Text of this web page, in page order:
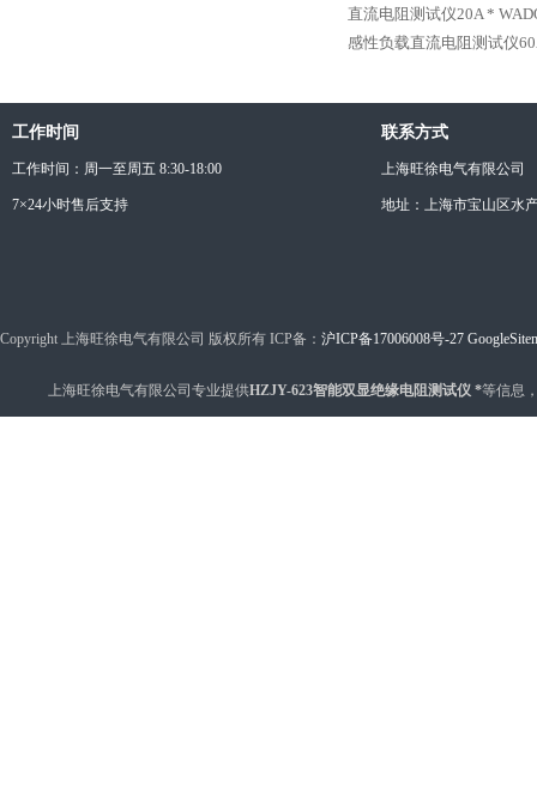
直流电阻测试仪20A *
感性负载直流电阻测试仪
工作时间
工作时间：周一至周五 8:30-18:00
7×24小时售后支持
联系方式
上海旺徐电气有限公司
地址：上海市宝山区水
Copyright 上海旺徐电气有限公司 版权所有 ICP备： 沪ICP备17006008号-27
上海旺徐电气有限公司专业提供HZJY-623智能双显绝缘电阻测试仪 *等信息